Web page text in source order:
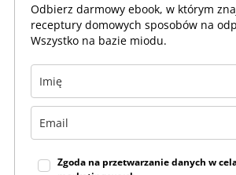
Odbierz darmowy ebook, w którym
receptury domowych sposobów na
Wszystko na bazie miodu.
Zgoda na przetwarzanie danych w